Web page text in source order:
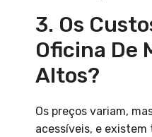
3. Os
Oficina De
Altos?
Os preços variam,
acessíveis, e